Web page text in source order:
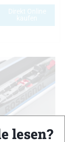
Direkt Online
kaufen
C2
lesen?